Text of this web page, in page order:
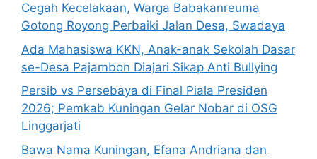
Cegah Kecelakaan, Warga Babakanreuma
Gotong Royong Perbaiki Jalan Desa, Swadaya
Ada Mahasiswa KKN, Anak-anak Sekolah Dasar
se-Desa Pajambon Diajari Sikap Anti Bullying
Persib vs Persebaya di Final Piala Presiden
2026; Pemkab Kuningan Gelar Nobar di OSG
Linggarjati
Bawa Nama Kuningan, Efana Andriana dan